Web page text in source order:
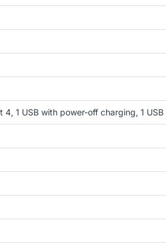
4, 1 USB with power-off charging, 1